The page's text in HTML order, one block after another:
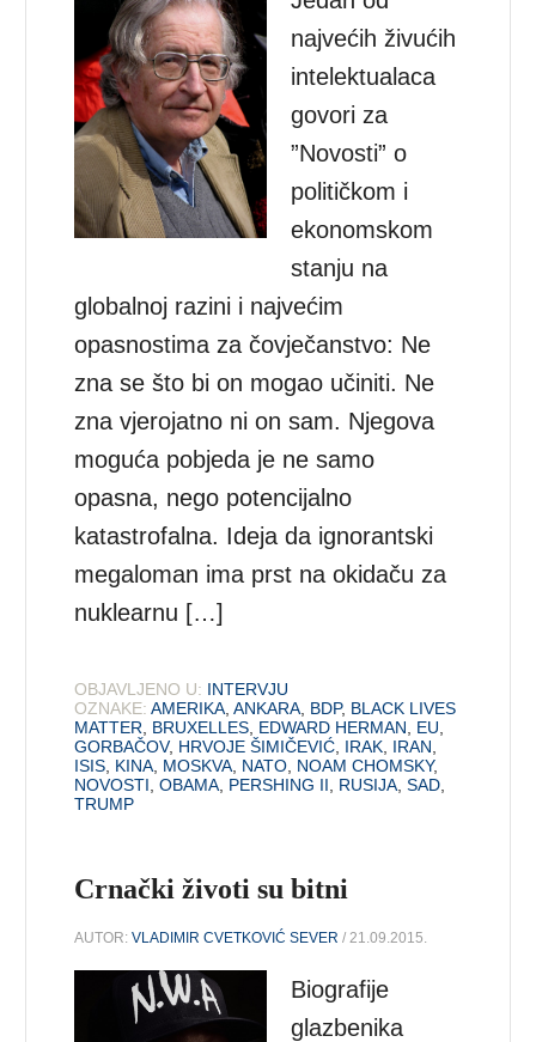
najvećih živućih
intelektualaca
govori za
”Novosti” o
političkom i
ekonomskom
stanju na
globalnoj razini i najvećim
opasnostima za čovječanstvo: Ne
zna se što bi on mogao učiniti. Ne
zna vjerojatno ni on sam. Njegova
moguća pobjeda je ne samo
opasna, nego potencijalno
katastrofalna. Ideja da ignorantski
megaloman ima prst na okidaču za
nuklearnu […]
OBJAVLJENO U: INTERVJU
OZNAKE: AMERIKA ,ANKARA BDP, BLACK LIVES
MATTER
BRUXELLES EDWARD HERMAN EU
GORBAČOV, HRVOJE ŠIMIČEVIĆ IRAK IRAN
ISIS KINA MOSKVA NATO NOAM CHOMSKY,
NOVOSTI ,OBAMA PERSHING II RUSIJA ,SAD
TRUMP
Crnački životi su bitni
AUTOR:VLADIMIR CVETKOVIĆ SEVER / 21.09.2015.
Biografije
glazbenika